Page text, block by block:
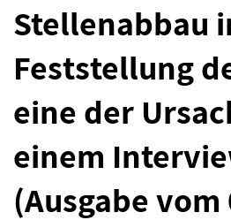
Stellenabbau
Feststellung
eine der
einem
(Ausgabe